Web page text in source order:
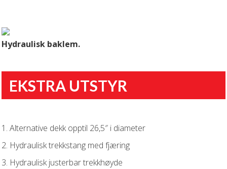
Hydraulisk baklem.
EKSTRA UTSTYR
1. Alternative dekk opptil 26,5″ i diameter
2. Hydraulisk trekkstang med fjæring
3. Hydraulisk justerbar trekkhøyde